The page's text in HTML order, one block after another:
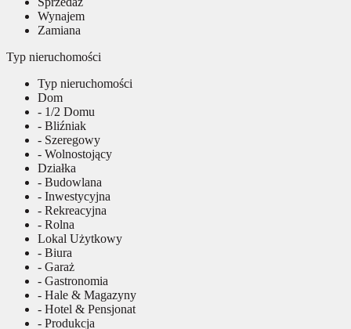
Wynajem
Zamiana
Typ nieruchomości
Typ nieruchomości
Dom
- 1/2 Domu
- Bliźniak
- Szeregowy
- Wolnostojący
Działka
- Budowlana
- Inwestycyjna
- Rekreacyjna
- Rolna
Lokal Użytkowy
- Biura
- Garaż
- Gastronomia
- Hale & Magazyny
- Hotel & Pensjonat
- Produkcja